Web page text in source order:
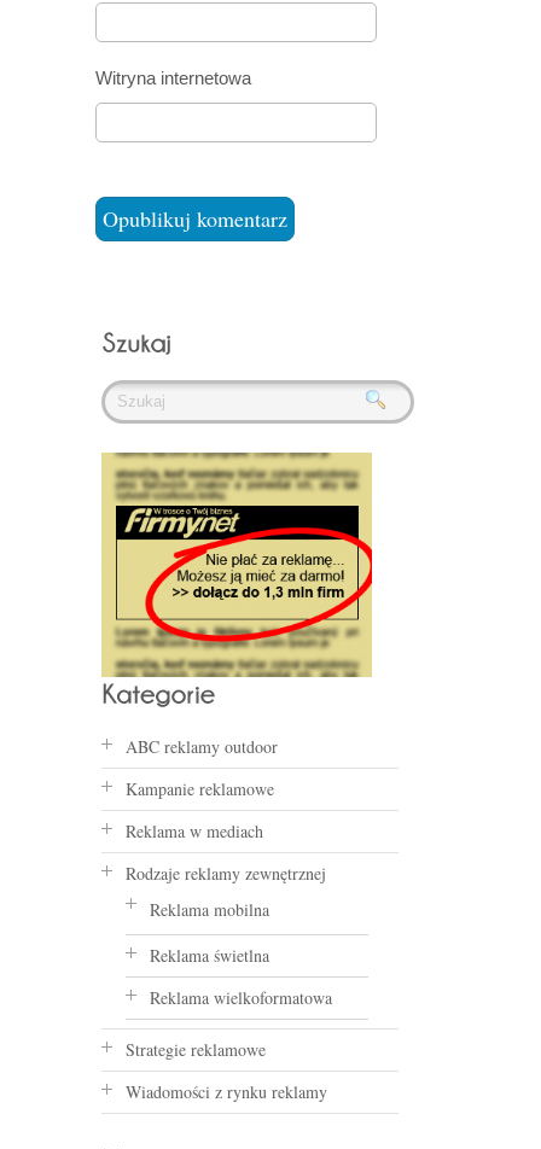
Witryna internetowa
ABC reklamy outdoor
Kampanie reklamowe
Reklama w mediach
Rodzaje reklamy zewnętrznej
Reklama mobilna
Reklama świetlna
Reklama wielkoformatowa
Strategie reklamowe
Wiadomości z rynku reklamy